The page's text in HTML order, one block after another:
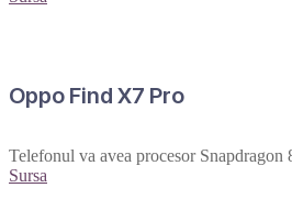
Oppo Find X7 Pro
Telefonul va avea procesor
Sursa